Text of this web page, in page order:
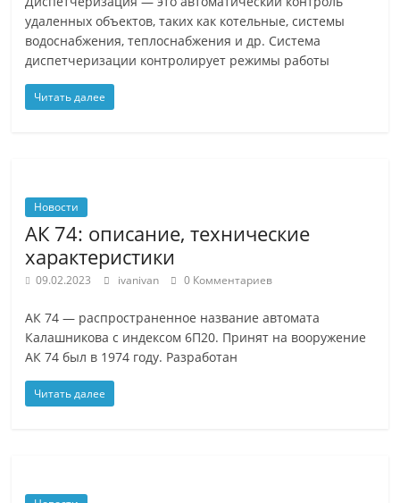
удаленных объектов, таких как котельные, системы
водоснабжения, теплоснабжения и др. Система
диспетчеризации контролирует режимы работы
Читать далее
Новости
АК 74: описание, технические
характеристики
09.02.2023 ivanivan 0 Комментариев
АК 74 — распространенное название автомата
Калашникова с индексом 6П20. Принят на вооружение
АК 74 был в 1974 году. Разработан
Читать далее